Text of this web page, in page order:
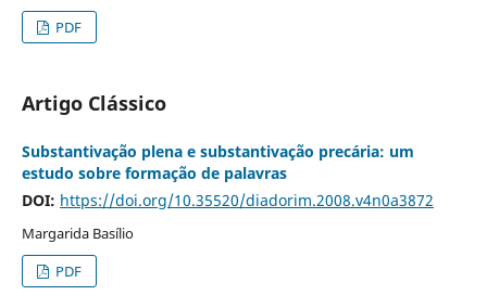
PDF
Artigo Clássico
Substantivação plena e substantivação precária: um
estudo sobre formação de palavras
DOI: https://doi.org/10.35520/diadorim.2008.v4n0a3872
Margarida Basílio
PDF